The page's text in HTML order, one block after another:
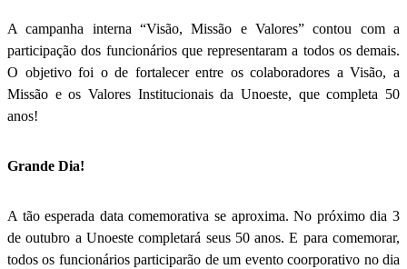
A campanha interna “Visão, Missão e Valores” contou com a
participação dos funcionários que representaram a todos os demais.
O objetivo foi o de fortalecer entre os colaboradores a Visão, a
Missão e os Valores Institucionais da Unoeste, que completa 50
anos!
Grande Dia!
A tão esperada data comemorativa se aproxima. No próximo dia 3
de outubro a Unoeste completará seus 50 anos. E para comemorar,
todos os funcionários participarão de um evento coorporativo no dia